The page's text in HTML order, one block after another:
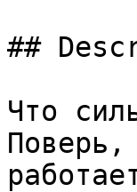
##
Что